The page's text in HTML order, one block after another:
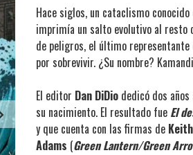
Hace siglos, un cataclismo
imprimía un salto evolutivo al resto
de peligros, el último
por sobrevivir. ¿Su nombre? Kamandi
El editor Dan DiDio dedicó dos
su nacimiento. El resultado fue El
y que cuenta con las firmas de
Adams (Green Lantern/Green